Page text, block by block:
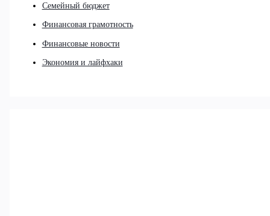
Семейный бюджет
Финансовая грамотность
Финансовые новости
Экономия и лайфхаки